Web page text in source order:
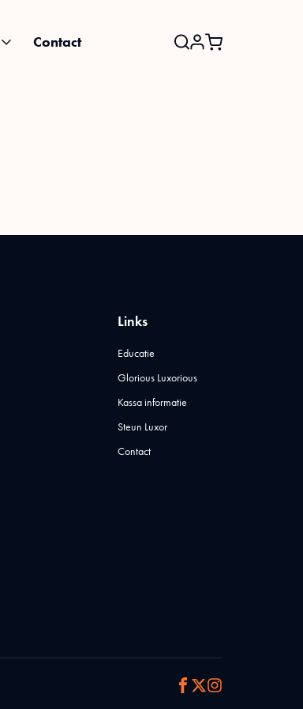
Contact
Links
Educatie
Glorious Luxorious
Kassa informatie
Steun Luxor
Contact